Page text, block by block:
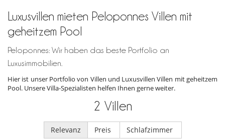
Luxusvillen mieten Peloponnes Villen mit
geheitzem Pool
Peloponnes: Wir haben das beste Portfolio an
Luxusimmobilien.
Hier ist unser Portfolio von Villen und Luxusvillen Villen mit geheitzem
Pool. Unsere Villa-Spezialisten helfen Ihnen gerne weiter.
2 Villen
Relevanz Preis Schlafzimmer